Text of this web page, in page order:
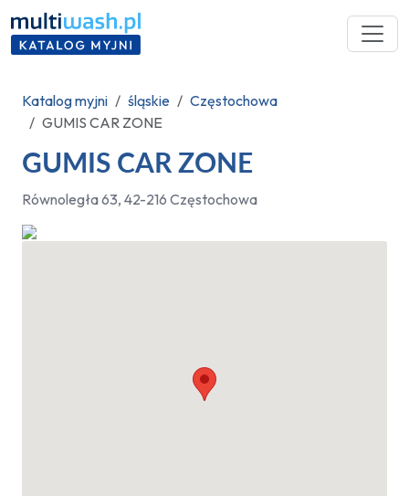
Katalog myjni śląskie
Częstochowa
GUMIS CAR ZONE
GUMIS CAR ZONE
Równoległa 63, 42-216 Częstochowa